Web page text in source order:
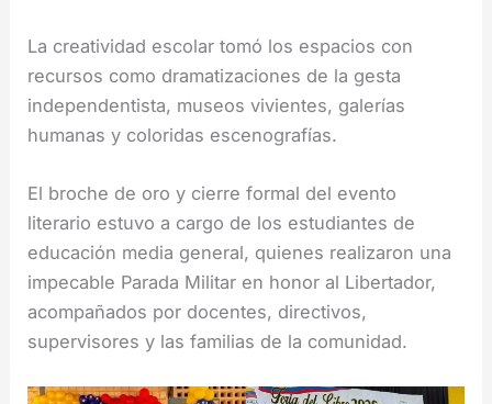
La creatividad escolar tomó los espacios con
recursos como dramatizaciones de la gesta
independentista, museos vivientes, galerías
humanas y coloridas escenografías.
El broche de oro y cierre formal del evento
literario estuvo a cargo de los estudiantes de
educación media general, quienes realizaron una
impecable Parada Militar en honor al Libertador,
acompañados por docentes, directivos,
supervisores y las familias de la comunidad.